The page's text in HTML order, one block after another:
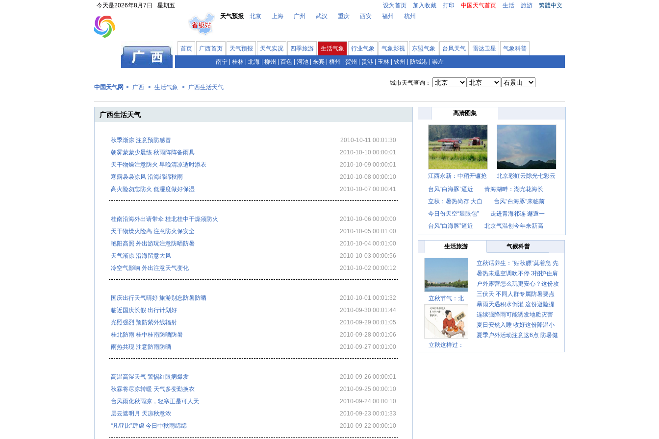
今天是2026年8月7日 星期五 设为首页 加入收藏 打印 中国天气首页 生活 旅游
繁體中文
天气预报
北京 上海 广州 武汉 重庆 西安 福州 杭州
首页 广西首页 天气预报 天气实况 四季旅游 生活气象 行业气象 气象影视 东盟气象 台风天气 雷达卫星
气象科普
南宁
桂林 北海 柳州 百色 河池 来宾 梧州 贺州 贵港 玉林 钦州 防城港 崇左
中国天气网 > 广西 > 生活气象 > 广西生活天气
城市天气查询：
广西生活天气
秋季渐凉 注意预防感冒
2010-10-11 00:01:30
朝雾蒙蒙少晨练 秋雨阵阵备雨具
2010-10-10 00:00:01
天干物燥注意防火 早晚清凉适时添衣
2010-10-09 00:00:01
寒露袅袅凉风 沿海绵绵秋雨
2010-10-08 00:00:10
高火险勿忘防火 低湿度做好保湿
2010-10-07 00:00:41
桂南沿海外出请带伞 桂北桂中干燥须防火
2010-10-06 00:00:00
天干物燥火险高 注意防火保安全
2010-10-05 00:01:00
艳阳高照 外出游玩注意防晒防暑
2010-10-04 00:01:00
天气渐凉 沿海留意大风
2010-10-03 00:00:56
冷空气影响 外出注意天气变化
2010-10-02 00:00:12
国庆出行天气晴好 旅游别忘防暑防晒
2010-10-01 00:01:32
临近国庆长假 出行计划好
2010-09-30 00:01:44
光照强烈 预防紫外线辐射
2010-09-29 00:01:05
桂北防雨 桂中桂南防晒防暑
2010-09-28 00:01:06
雨热共现 注意防雨防晒
2010-09-27 00:01:00
高温高湿天气 警惕红眼病爆发
2010-09-26 00:00:01
秋霖将尽凉转暖 天气多变勤换衣
2010-09-25 00:00:10
台风雨化秋雨凉，轻寒正是可人天
2010-09-24 00:00:10
层云遮明月 天凉秋意浓
2010-09-23 00:01:33
“凡亚比”肆虐 今日中秋雨绵绵
2010-09-22 00:00:10
高清图集
江西永新：中稻开镰抢
北京彩虹云隙光七彩云
台风“白海豚”逼近
青海湖畔：湖光花海长
立秋：暑热尚存 大自
台风“白海豚”来临前
今日份天空“显眼包”
走进青海祁连 邂逅一
台风“白海豚”逼近
北京气温创今年来新高
生活旅游 气候科普
立秋节气：北
立秋这样过：
立秋话养生：“贴秋膘”莫着急 先
清暑再防燥
暑热未退空调吹不停 3招护住肩
颈不酸痛
户外露营怎么玩更安心？这份攻
略请收好
三伏天 不同人群专属防暑要点
请收好
暴雨天遇积水倒灌 这份避险提
示请收好
连续强降雨可能诱发地质灾害
这些前兆要知道
夏日安然入睡 收好这份降温小
贴士
夏季户外活动注意这6点 防暑健